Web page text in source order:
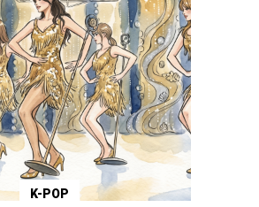
K-POP